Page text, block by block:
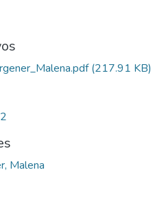
(217.91 KB)
Malena